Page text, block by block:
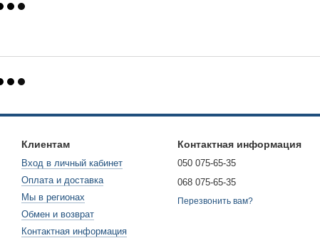
Клиентам
Вход в личный кабинет
Оплата и доставка
Мы в регионах
Обмен и возврат
Контактная информация
Контактная информация
050 075-65-35
068 075-65-35
Перезвонить вам?